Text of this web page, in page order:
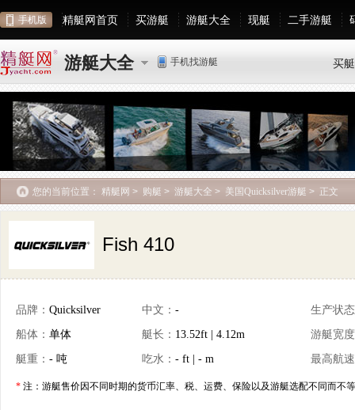
手机版 精艇网首页 买游艇 游艇大全 现艇 二手游艇
游艇大全 手机找游艇 买
您的当前位置： 精艇网 > 购艇 > 游艇大全 > 美国Quicksilver游艇 > 正文
Fish 410
品牌： Quicksilver 中文： - 生产状
船体： 单体 艇长： 13.52ft | 4.12m 游艇宽
艇重： - 吨 吃水： - ft | - m 最高航
* 注：游艇售价因不同时期的货币汇率、税、运费、保险以及游艇选配不同而